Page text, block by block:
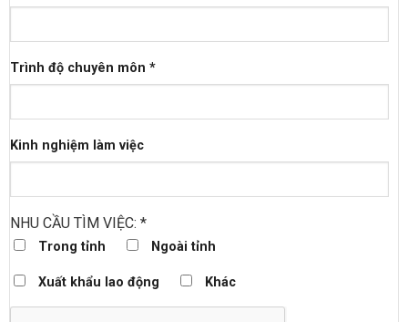
Trình độ chuyên môn *
Kinh nghiệm làm việc
NHU CẦU TÌM VIỆC: *
Trong tỉnh Ngoài tỉnh
Xuất khẩu lao động Khác